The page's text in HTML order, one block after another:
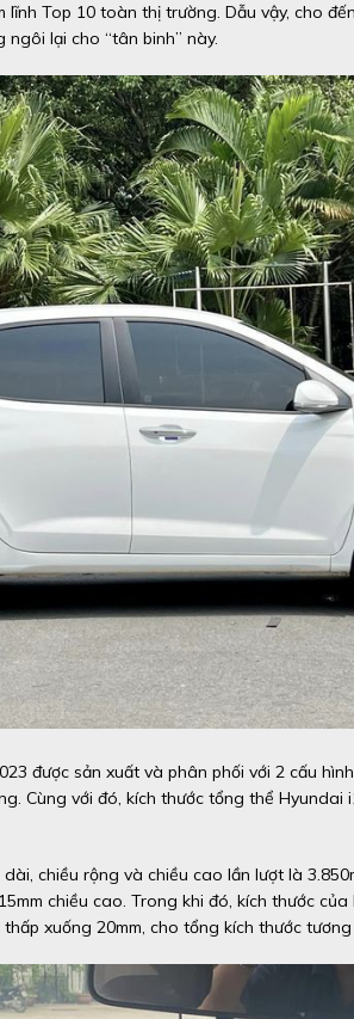
lĩnh Top 10 toàn thị trường. Dẫu vậy, cho
ngôi lại cho “tân binh” này.
được sản xuất và phân phối với 2 cấu
Cùng với đó, kích thước tổng thể Hyundai
chiều rộng và chiều cao lần lượt là
chiều cao. Trong khi đó, kích thước
xuống 20mm, cho tổng kích thước tương